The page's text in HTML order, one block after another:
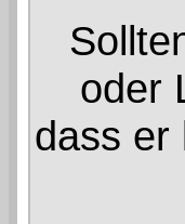
oder
dass er